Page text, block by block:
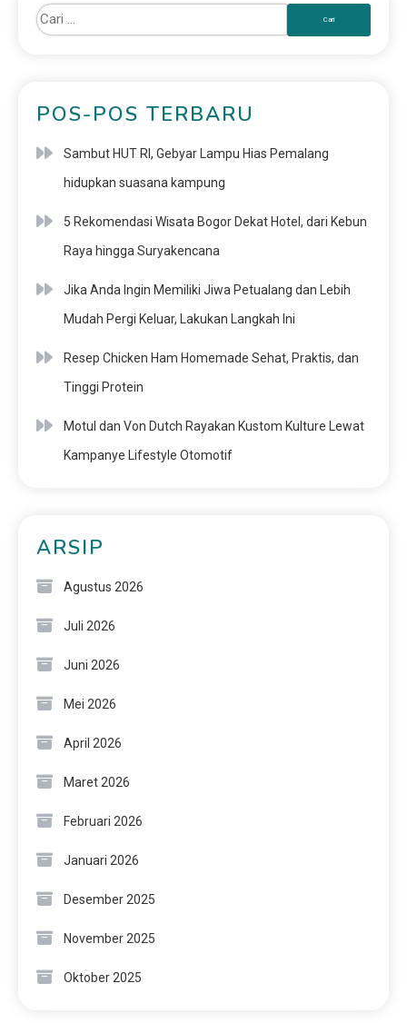
POS-POS TERBARU
Sambut HUT RI, Gebyar Lampu Hias Pemalang
hidupkan suasana kampung
5 Rekomendasi Wisata Bogor Dekat Hotel, dari Kebun
Raya hingga Suryakencana
Jika Anda Ingin Memiliki Jiwa Petualang dan Lebih
Mudah Pergi Keluar, Lakukan Langkah Ini
Resep Chicken Ham Homemade Sehat, Praktis, dan
Tinggi Protein
Motul dan Von Dutch Rayakan Kustom Kulture Lewat
Kampanye Lifestyle Otomotif
ARSIP
Agustus 2026
Juli 2026
Juni 2026
Mei 2026
April 2026
Maret 2026
Februari 2026
Januari 2026
Desember 2025
November 2025
Oktober 2025